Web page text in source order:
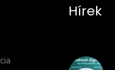
Hírek